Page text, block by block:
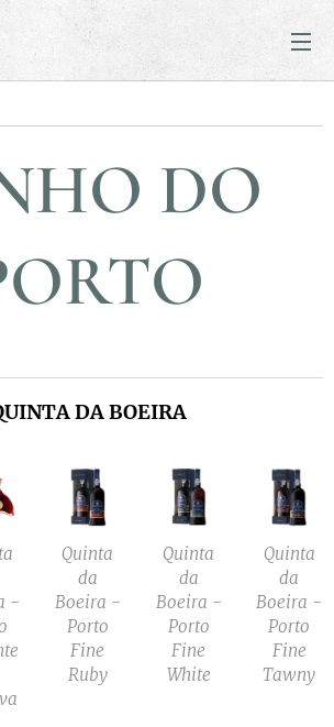
DO
DA BOEIRA
-
Quinta
da
Boeira -
Porto
Fine
Ruby
Quinta
da
Boeira -
Porto
Fine
White
Quinta
da
Boeira -
Porto
Fine
Tawny